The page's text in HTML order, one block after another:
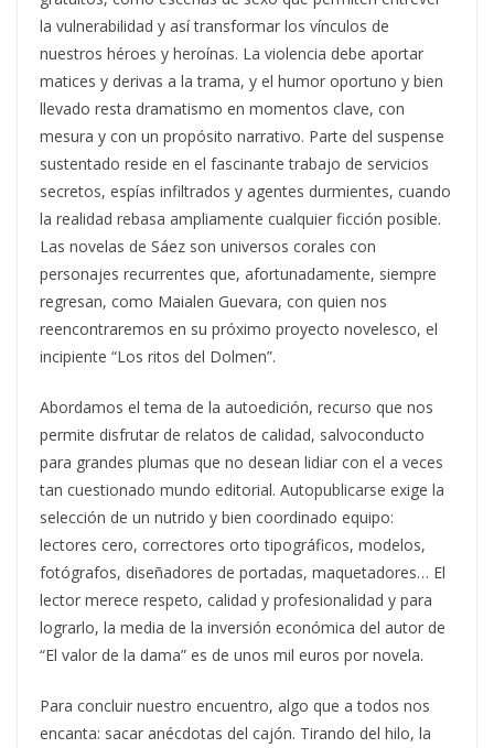
la vulnerabilidad y así transformar los vínculos de
nuestros héroes y heroínas. La violencia debe aportar
matices y derivas a la trama, y el humor oportuno y bien
llevado resta dramatismo en momentos clave, con
mesura y con un propósito narrativo. Parte del suspense
sustentado reside en el fascinante trabajo de servicios
secretos, espías infiltrados y agentes durmientes, cuando
la realidad rebasa ampliamente cualquier ficción posible.
Las novelas de Sáez son universos corales con
personajes recurrentes que, afortunadamente, siempre
regresan, como Maialen Guevara, con quien nos
reencontraremos en su próximo proyecto novelesco, el
incipiente “Los ritos del Dolmen”.
Abordamos el tema de la autoedición, recurso que nos
permite disfrutar de relatos de calidad, salvoconducto
para grandes plumas que no desean lidiar con el a veces
tan cuestionado mundo editorial. Autopublicarse exige la
selección de un nutrido y bien coordinado equipo:
lectores cero, correctores orto tipográficos, modelos,
fotógrafos, diseñadores de portadas, maquetadores… El
lector merece respeto, calidad y profesionalidad y para
lograrlo, la media de la inversión económica del autor de
“El valor de la dama” es de unos mil euros por novela.
Para concluir nuestro encuentro, algo que a todos nos
encanta: sacar anécdotas del cajón. Tirando del hilo, la